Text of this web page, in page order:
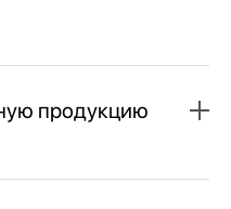
продукцию